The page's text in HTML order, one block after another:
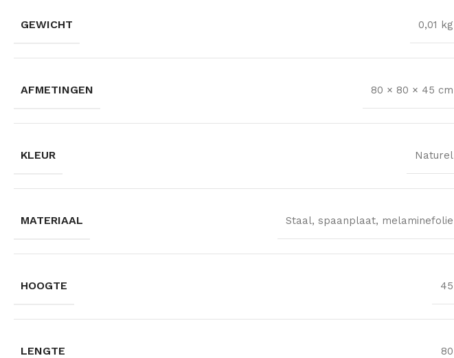
GEWICHT 0,01 kg
AFMETINGEN 80 × 80 × 45 cm
KLEUR Naturel
MATERIAAL Staal, spaanplaat, melaminefolie
HOOGTE 45
LENGTE 80